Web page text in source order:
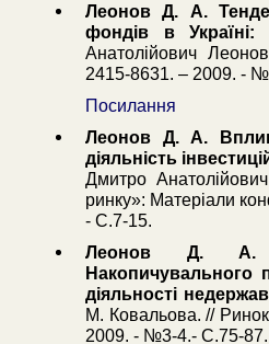
Леонов Д. А.
фондів в Україні:
Анатолійович
2415-8631. – 2009. -
Посилання
Леонов Д. А.
діяльність
Дмитро
ринку»: Матеріали
- С.7-15.
Леонов Д. А.
Накопичувального
діяльності
М. Ковальова. //
2009. - №3-4.- С.75-87.